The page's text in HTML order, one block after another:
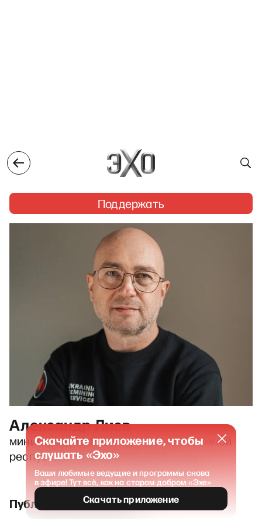
Поддержать
Александр Лиев
министр курортов и туризма Автономной
республики Крым в 2010-2014 годах
Публикации и выпуски
Скачайте приложение, чтобы
слушать «Эхо»
Ваши любимые ведущие и программы снова
в эфире! Тут всё, как на старом добром «Эхе»
Скачать приложение